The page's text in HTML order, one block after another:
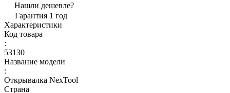
Нашли дешевле?
Гарантия 1 год
Характеристики
Код товара
:
53130
Название модели
:
Открывалка NexTool
Страна